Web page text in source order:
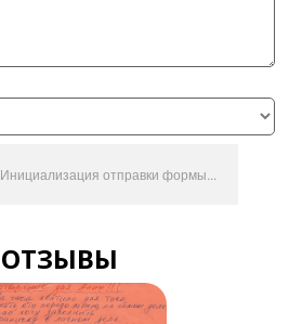
Инициализация отправки формы...
ОТЗЫВЫ